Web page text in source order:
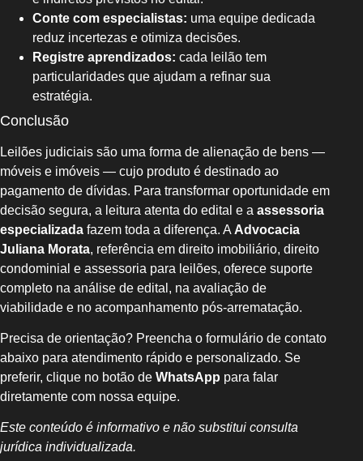
Conte com especialistas: uma equipe dedicada
reduz incertezas e otimiza decisões.
Registre aprendizados: cada leilão tem
particularidades que ajudam a refinar sua
estratégia.
Conclusão
Leilões judiciais são uma forma de alienação de bens —
móveis e imóveis — cujo produto é destinado ao
pagamento de dívidas. Para transformar oportunidade em
decisão segura, a leitura atenta do edital e a assessoria
especializada fazem toda a diferença. A Advocacia
Juliana Morata, referência em direito imobiliário, direito
condominial e assessoria para leilões, oferece suporte
completo na análise de edital, na avaliação de
viabilidade e no acompanhamento pós-arrematação.
Precisa de orientação? Preencha o formulário de contato
abaixo para atendimento rápido e personalizado. Se
preferir, clique no botão de WhatsApp para falar
diretamente com nossa equipe.
Este conteúdo é informativo e não substitui consulta
jurídica individualizada.